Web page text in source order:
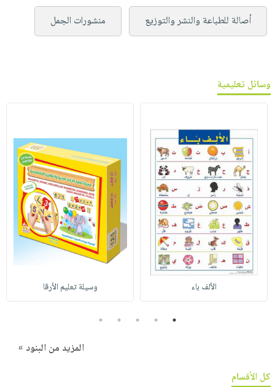
أصالة للطباعة والنشر والتوزيع منشورات الجمل
وسائل تعليمية
الألف باء وسيلة تعليم الأرقا
1
2
3
4
5
المزيد من البنود »
كل الأقسام